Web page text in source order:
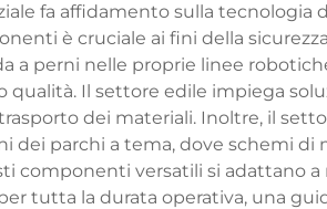
fa affidamento sulla tecnologia
è cruciale ai fini della
perni nelle proprie linee
Il settore edile impiega
dei materiali. Inoltre, il
dei parchi a tema, dove schemi
componenti versatili si adattano
tutta la durata operativa, una